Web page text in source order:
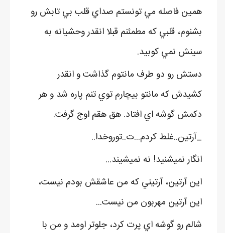
همين فاصله مي تونستم صداي قلب بي تابش رو
بشنوم، قلبي که مطمئنم قبلا انقدر وحشيانه به
سينش نمي کوبيد.
دستش رو دو طرف مانتوم گذاشت و انقدر
کشيدش که مانتو بيچارم توي تنم پاره شد و هر
دکمش گوشه اي افتاد. هق هقم اوج گرفت.
_آرتين..غلط کردم...ت..توروخدا..
انگار نميشنيد! نه نميشيند...
اين آرتين، آرتيني که من عاشقش بودم نيست،
اين آرتين مهربون من نيست...
شالم رو گوشه اي پرت کرد، جلوتر اومد و من با